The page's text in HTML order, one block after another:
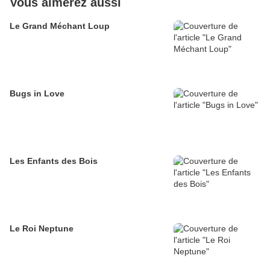
Le Grand Méchant Loup
Bugs in Love
Les Enfants des Bois
Le Roi Neptune